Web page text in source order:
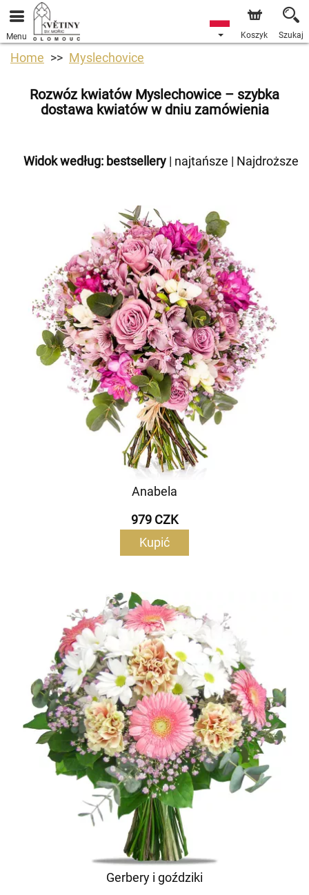
Menu Koszyk Szukaj
Home Myslechovice
Rozwóz kwiatów Myslechowice – szybka
dostawa kwiatów w dniu zamówienia
Widok według: bestsellery | najtańsze | Najdroższe
Anabela
979 CZK
Kupić
Gerbery i goździki